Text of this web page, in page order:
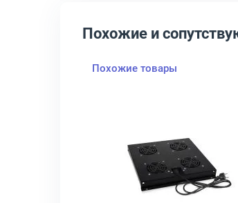
Похожие и
Похожие товары
3J 3 вент. Без датчика цвет серый, R-FAN-3J-
товар: Вентиляторный модуль ЦМО R-FAN-2J
Открыть